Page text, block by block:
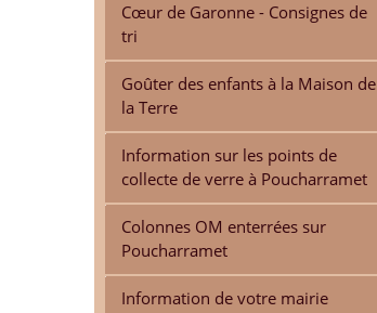
Cœur de Garonne - Consignes de
tri
Goûter des enfants à la Maison de
la Terre
Information sur les points de
collecte de verre à Poucharramet
Colonnes OM enterrées sur
Poucharramet
Information de votre mairie